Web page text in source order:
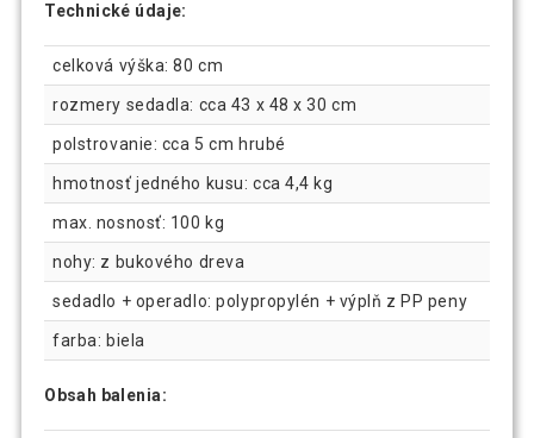
Technické údaje:
celková výška: 80 cm
rozmery sedadla: cca 43 x 48 x 30 cm
polstrovanie: cca 5 cm hrubé
hmotnosť jedného kusu: cca 4,4 kg
max. nosnosť: 100 kg
nohy: z bukového dreva
sedadlo + operadlo: polypropylén + výplň z PP peny
farba: biela
Obsah balenia: